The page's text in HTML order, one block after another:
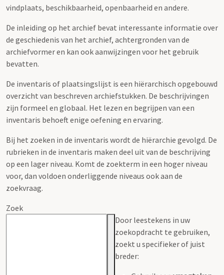
vindplaats, beschikbaarheid, openbaarheid en andere.
De inleiding op het archief bevat interessante informatie over
de geschiedenis van het archief, achtergronden van de
archiefvormer en kan ook aanwijzingen voor het gebruik
bevatten.
De inventaris of plaatsingslijst is een hiërarchisch opgebouwd
overzicht van beschreven archiefstukken. De beschrijvingen
zijn formeel en globaal. Het lezen en begrijpen van een
inventaris behoeft enige oefening en ervaring.
Bij het zoeken in de inventaris wordt de hiërarchie gevolgd. De
rubrieken in de inventaris maken deel uit van de beschrijving
op een lager niveau. Komt de zoekterm in een hoger niveau
voor, dan voldoen onderliggende niveaus ook aan de
zoekvraag.
Zoek
Door leestekens in uw
zoekopdracht te gebruiken,
zoekt u specifieker of juist
breder: